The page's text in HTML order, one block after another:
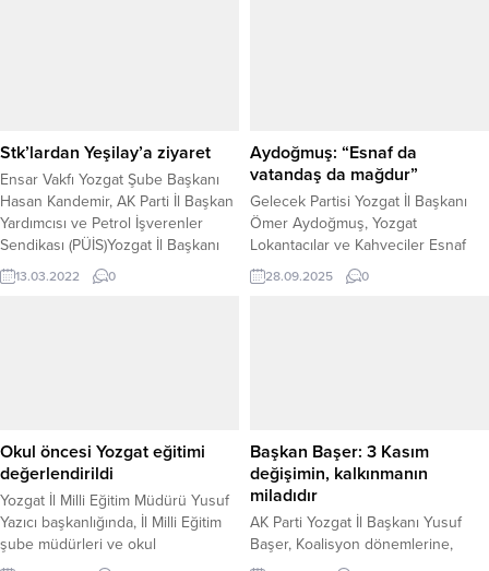
Stk’lardan Yeşilay’a ziyaret
Ensar Vakfı Yozgat Şube Başkanı
Hasan Kandemir, AK Parti İl Başkan
Yardımcısı ve Petrol İşverenler
Sendikası (PÜİS)Yozgat İl Başkanı
M İhsan Varol, Belediye Bilgi İşlem
Müdürü Önder Gürel ve Et ve Süt
13.03.2022 0
Aydoğmuş: “Esnaf da
vatandaş da mağdur”
Gelecek Partisi Yozgat İl Başkanı
Ömer Aydoğmuş, Yozgat
Lokantacılar ve Kahveciler Esnaf
Odası Başkanı Eyüp Coşgun’un
vergi adaletsizliği konusundaki
Esnaf Odası Başkanımız Sayın Eyüp
Coşgun’un dile getirdiği...
28.09.2025 0
Okul öncesi Yozgat eğitimi
değerlendirildi
Yozgat İl Milli Eğitim Müdürü Yusuf
Yazıcı başkanlığında, İl Milli Eğitim
şube müdürleri ve okul
müdürlerinin katılımı ile Yozgat
Başkan Başer: 3 Kasım
değişimin, kalkınmanın
miladıdır
AK Parti Yozgat İl Başkanı Yusuf
Başer, Koalisyon dönemlerine,
istikrarsızlığa ve güvensizliğe